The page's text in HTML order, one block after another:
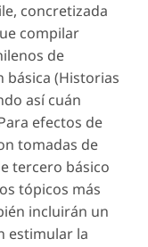
concretizada
compilar
de
básica (Historias
así cuán
efectos de
tomadas de
tercero básico
tópicos más
incluirán un
estimular la